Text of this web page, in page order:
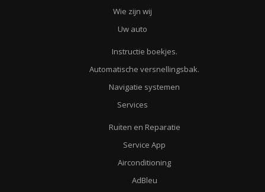
Wie zijn wij
Uw auto
Instructie boekjes.
Automatische versnellingsbak.
Navigatie systemen
Services
Ruiten en Reparatie
Service App
Airconditioning
AdBleu